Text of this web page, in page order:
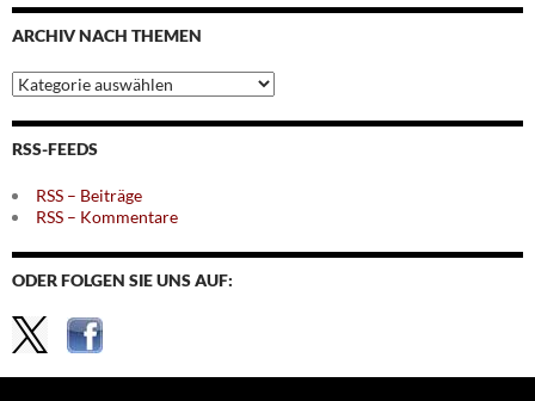
Monaten
ARCHIV NACH THEMEN
Archiv
nach
Themen
RSS-FEEDS
RSS – Beiträge
RSS – Kommentare
ODER FOLGEN SIE UNS AUF: